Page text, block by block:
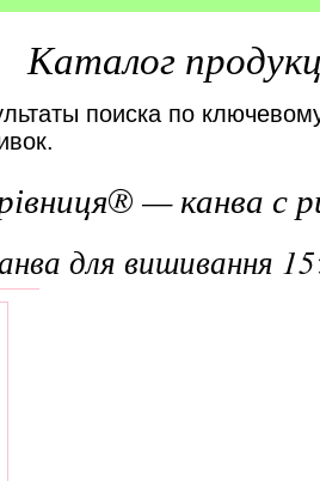
Каталог
поиска по
— канва с
для вишивання